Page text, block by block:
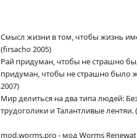
Смысл жизни в том, чтобы жизнь
(firsacho 2005)
Рай придуман, чтобы не страшно
придуман, чтобы не страшно было
2007)
Мир делиться на два типа людей:
трудоголики и Талантливые лентяи.
mod.worms.pro - мод Worms